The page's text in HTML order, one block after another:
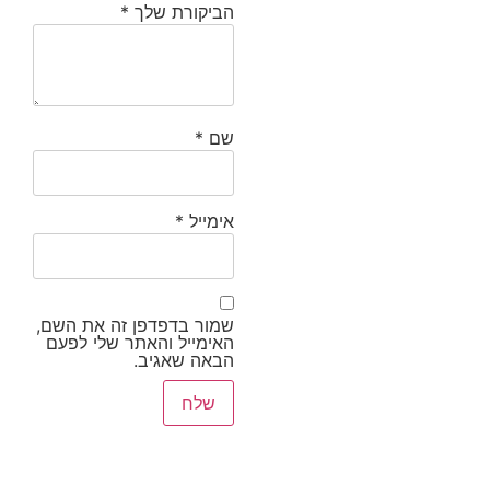
הביקורת שלך *
שם *
אימייל *
שמור בדפדפן זה את השם,
האימייל והאתר שלי לפעם
הבאה שאגיב.